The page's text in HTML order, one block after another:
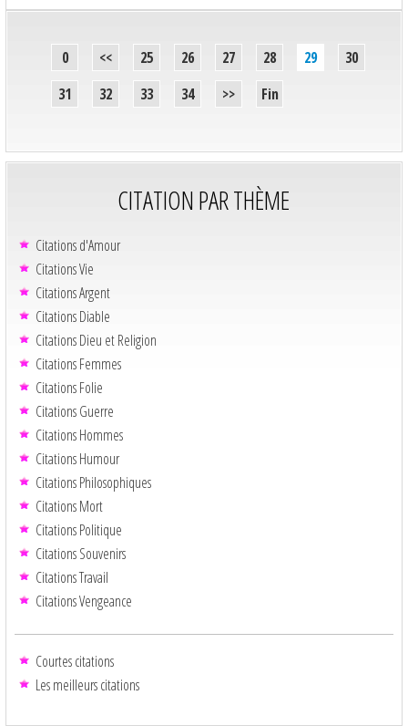
0 << 25 26 27 28 29
30
31
32 33 34 >> Fin
CITATION PAR THÈME
Citations d'Amour
Citations Vie
Citations Argent
Citations Diable
Citations Dieu et Religion
Citations Femmes
Citations Folie
Citations Guerre
Citations Hommes
Citations Humour
Citations Philosophiques
Citations Mort
Citations Politique
Citations Souvenirs
Citations Travail
Citations Vengeance
Courtes citations
Les meilleurs citations